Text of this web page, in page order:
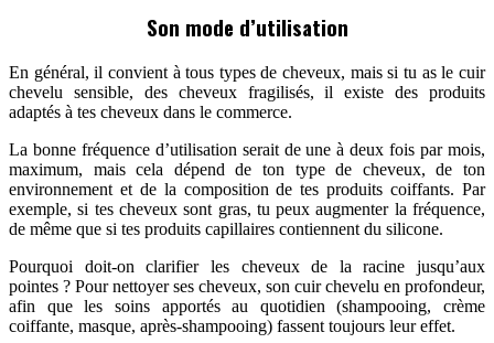
Son mode d’utilisation
En général, il convient à tous types de cheveux, mais si tu as le cuir
chevelu sensible, des cheveux fragilisés, il existe des produits
adaptés à tes cheveux dans le commerce.
La bonne fréquence d’utilisation serait de une à deux fois par mois,
maximum, mais cela dépend de ton type de cheveux, de ton
environnement et de la composition de tes produits coiffants. Par
exemple, si tes cheveux sont gras, tu peux augmenter la fréquence,
de même que si tes produits capillaires contiennent du silicone.
Pourquoi doit-on clarifier les cheveux de la racine jusqu’aux
pointes ? Pour nettoyer ses cheveux, son cuir chevelu en profondeur,
afin que les soins apportés au quotidien (shampooing, crème
coiffante, masque, après-shampooing) fassent toujours leur effet.